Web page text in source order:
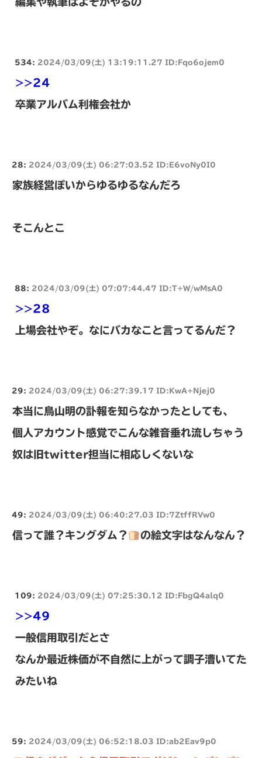
534: 2024/03/09(土) 13:19:11.27 ID:Fqo6ojem0
>>24
卒業アルバム利権会社か
28: 2024/03/09(土) 06:27:03.52 ID:E6voNy0I0
家族経営ぽいからゆるゆるなんだろ
そこんとこ
88: 2024/03/09(土) 07:07:44.47 ID:T+W/wMsA0
>>28
上場会社やぞ。なにバカなこと言ってるんだ？
29: 2024/03/09(土) 06:27:39.17 ID:KwA+Njej0
本当に鳥山明の訃報を知らなかったとしても、
個人アカウント感覚でこんな雑音垂れ流しちゃう
奴は旧twitter担当に相応しくないな
49: 2024/03/09(土) 06:40:27.03 ID:7ZtffRVw0
信って誰？キングダム？ の絵文字はなんなん？
109: 2024/03/09(土) 07:25:30.12 ID:FbgQ4alq0
>>49
一般信用取引だとさ
なんか最近株価が不自然に上がって調子漕いてた
みたいね
59: 2024/03/09(土) 06:52:18.03 ID:ab2Eav9p0